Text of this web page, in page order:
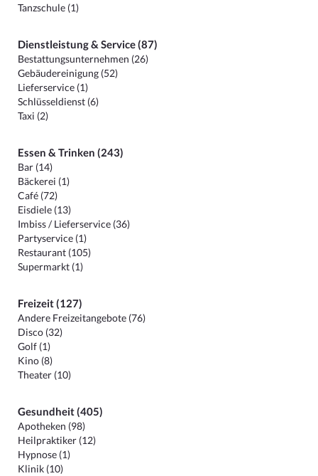
Tanzschule (1)
Dienstleistung & Service (87)
Bestattungsunternehmen (26)
Gebäudereinigung (52)
Lieferservice (1)
Schlüsseldienst (6)
Taxi (2)
Essen & Trinken (243)
Bar (14)
Bäckerei (1)
Café (72)
Eisdiele (13)
Imbiss / Lieferservice (36)
Partyservice (1)
Restaurant (105)
Supermarkt (1)
Freizeit (127)
Andere Freizeitangebote (76)
Disco (32)
Golf (1)
Kino (8)
Theater (10)
Gesundheit (405)
Apotheken (98)
Heilpraktiker (12)
Hypnose (1)
Klinik (10)